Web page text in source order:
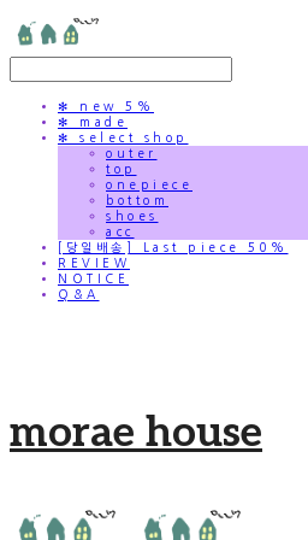
✻ new 5%
✻ made
✻ select shop
outer
top
onepiece
bottom
shoes
acc
[당일배송] Last piece 50%
REVIEW
NOTICE
Q&A
morae house